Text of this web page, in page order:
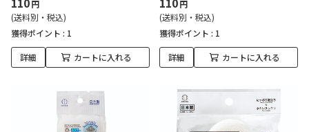
円
(送料別・税込)
獲得ポイント : 1
詳細 カートに入れる
円
(送料別・税込)
獲得ポイント : 1
詳細 カートに入れる